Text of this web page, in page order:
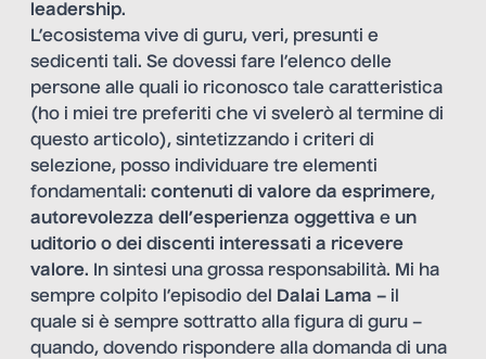
leadership.
L’ecosistema vive di guru, veri, presunti e
sedicenti tali. Se dovessi fare l’elenco delle
persone alle quali io riconosco tale caratteristica
(ho i miei tre preferiti che vi svelerò al termine di
questo articolo), sintetizzando i criteri di
selezione, posso individuare tre elementi
fondamentali: contenuti di valore da esprimere,
autorevolezza dell’esperienza oggettiva e un
uditorio o dei discenti interessati a ricevere
valore. In sintesi una grossa responsabilità. Mi ha
sempre colpito l’episodio del
Dalai Lama – il
quale si è sempre sottratto alla figura di guru –
quando, dovendo rispondere alla domanda di una